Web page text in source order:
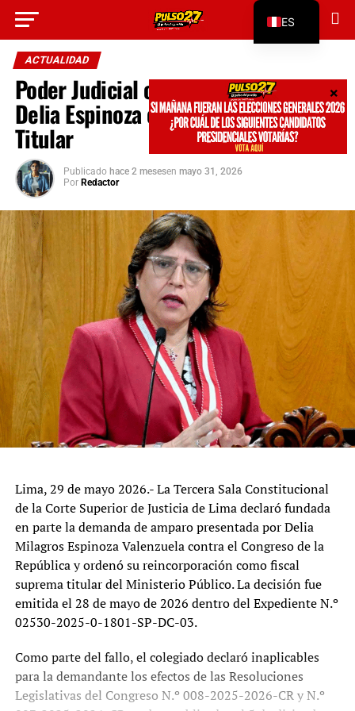
ACTUALIDAD
Poder Judicial ordena reincorporar a
Delia Espinoza como Fiscal Suprema
Titular
Publicado hace 2 mesesen mayo 31, 2026
Por Redactor
Lima, 29 de mayo 2026.- La Tercera Sala Constitucional
de la Corte Superior de Justicia de Lima declaró fundada
en parte la demanda de amparo presentada por Delia
Milagros Espinoza Valenzuela contra el Congreso de la
República y ordenó su reincorporación como fiscal
suprema titular del Ministerio Público. La decisión fue
emitida el 28 de mayo de 2026 dentro del Expediente N.º
02530-2025-0-1801-SP-DC-03.
Como parte del fallo, el colegiado declaró inaplicables
para la demandante los efectos de las Resoluciones
Legislativas del Congreso N.º 008-2025-2026-CR y N.º
Go to mobile version
ES
EN